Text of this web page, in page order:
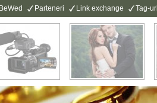
Parteneri Link exchange Tag-